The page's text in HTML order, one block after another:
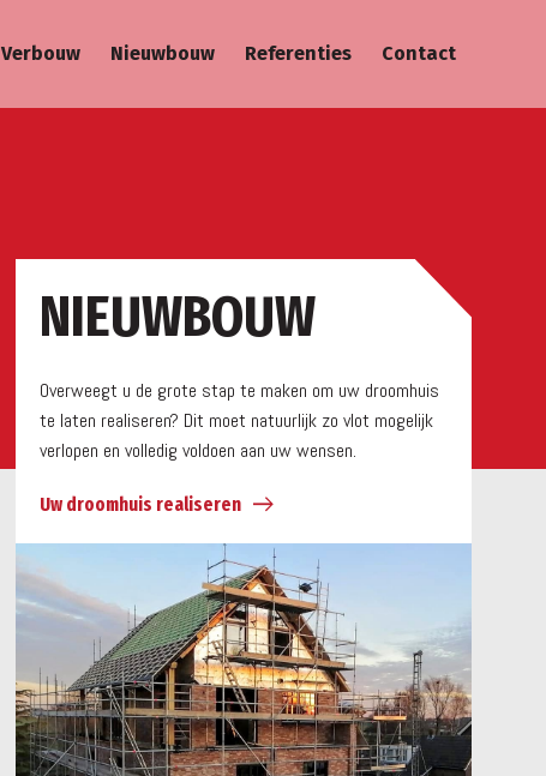
Verbouw Nieuwbouw Referenties Contact
NIEUWBOUW
Overweegt u de grote stap te maken om uw droomhuis
te laten realiseren? Dit moet natuurlijk zo vlot mogelijk
verlopen en volledig voldoen aan uw wensen.
Uw droomhuis realiseren